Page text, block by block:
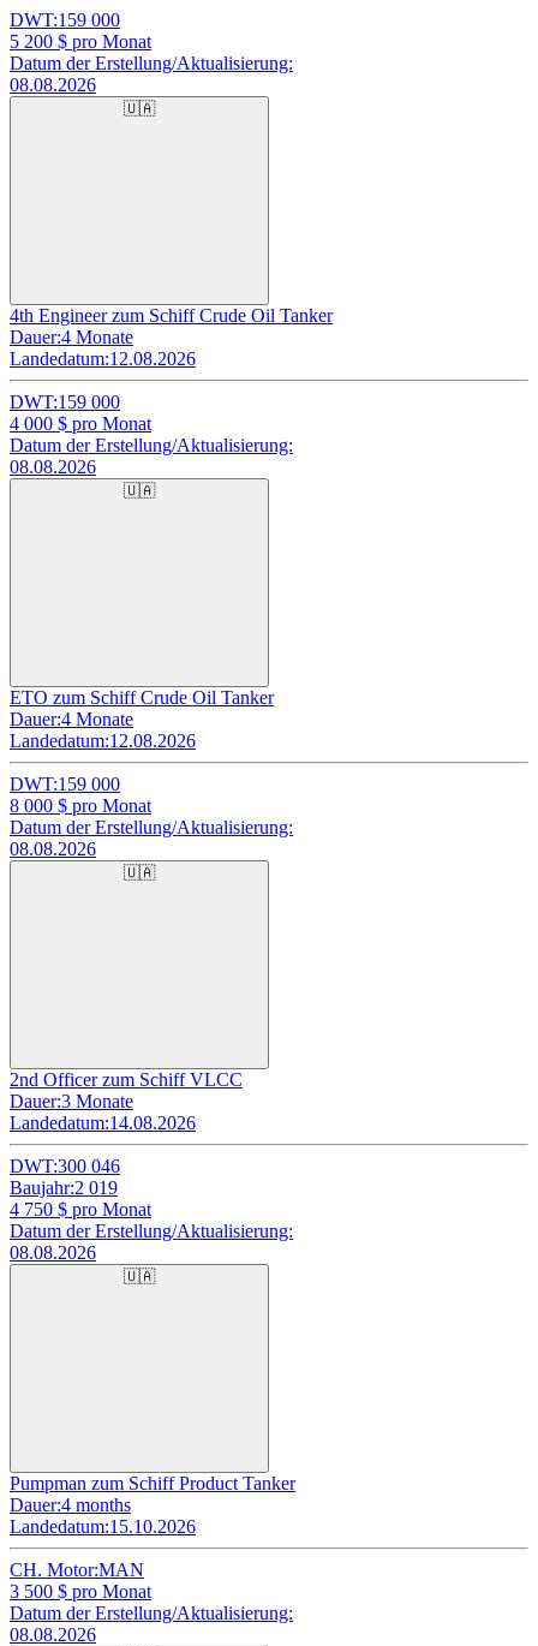
DWT:159 000
5 200 $ pro Monat
Datum der Erstellung/Aktualisierung:
08.08.2026
🇺🇦
4th Engineer zum Schiff Crude Oil Tanker
Dauer:4 Monate
Landedatum:12.08.2026
DWT:159 000
4 000 $ pro Monat
Datum der Erstellung/Aktualisierung:
08.08.2026
🇺🇦
ETO zum Schiff Crude Oil Tanker
Dauer:4 Monate
Landedatum:12.08.2026
DWT:159 000
8 000 $ pro Monat
Datum der Erstellung/Aktualisierung:
08.08.2026
🇺🇦
2nd Officer zum Schiff VLCC
Dauer:3 Monate
Landedatum:14.08.2026
DWT:300 046
Baujahr:2 019
4 750 $ pro Monat
Datum der Erstellung/Aktualisierung:
08.08.2026
🇺🇦
Pumpman zum Schiff Product Tanker
Dauer:4 months
Landedatum:15.10.2026
CH. Motor:MAN
3 500 $ pro Monat
Datum der Erstellung/Aktualisierung:
08.08.2026